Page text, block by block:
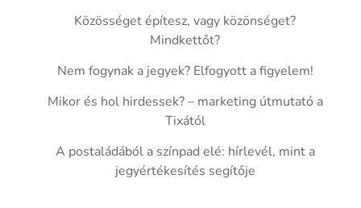
Közösséget építesz, vagy közönséget?
Mindkettőt?
Nem fogynak a jegyek? Elfogyott a figyelem!
Mikor és hol hirdessek? – marketing útmutató a
Tixától
A postaládából a színpad elé: hírlevél, mint a
jegyértékesítés segítője